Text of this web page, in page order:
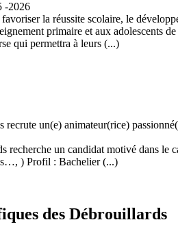
-2026
la réussite scolaire, le
primaire et aux adolescents
qui permettra à leurs (...)
recrute un(e) animateur(rice)
recherche un candidat motivé dans
) Profil : Bachelier (...)
des Débrouillards